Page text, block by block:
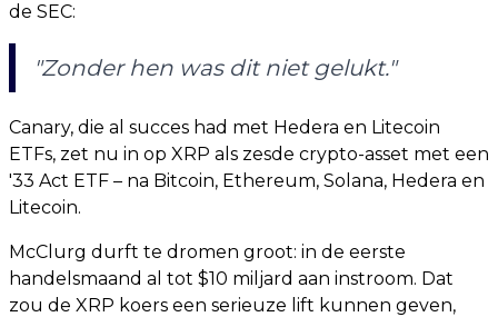
de SEC:
"Zonder hen was dit niet gelukt."
Canary, die al succes had met Hedera en Litecoin
ETFs, zet nu in op XRP als zesde crypto-asset met een
'33 Act ETF – na Bitcoin, Ethereum, Solana, Hedera en
Litecoin.
McClurg durft te dromen groot: in de eerste
handelsmaand al tot $10 miljard aan instroom. Dat
zou de XRP koers een serieuze lift kunnen geven,